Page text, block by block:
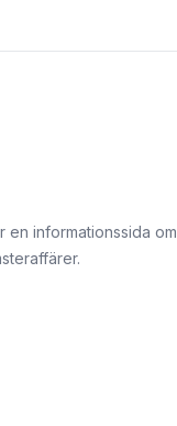
en informationssida om